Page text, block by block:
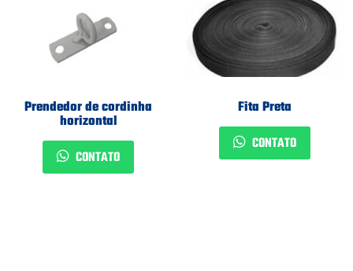
Prendedor de cordinha
horizontal
CONTATO
Fita Preta
CONTATO